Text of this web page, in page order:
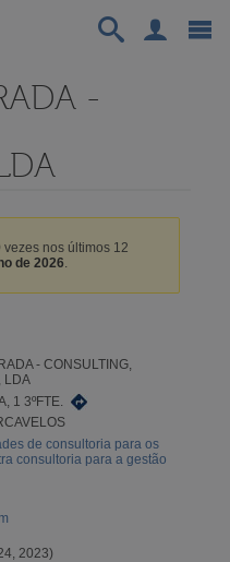
-
vezes nos últimos 12
de 2026.
- CONSULTING,
LDA
1 3ºFTE.
de consultoria para os
consultoria para a gestão
2023)